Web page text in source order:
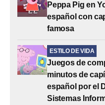
Peppa Pig en
español con
famosa
ESTILO DE VIDA
Juegos de
minutos de
español por el
Sistemas